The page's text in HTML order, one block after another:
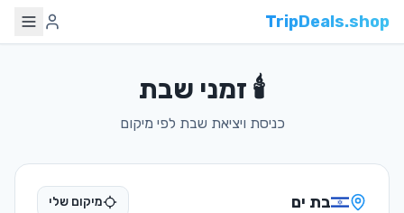
TripDeals.shop
🕯️ זמני שבת
כניסת ויציאת שבת לפי מיקום
בת ים מיקום שלי